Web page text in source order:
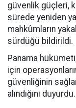
güvenlik güçleri,
sürede yeniden
mahkûmların
sürdüğü bildirildi.
Panama
için
güvenliğinin
alındığını duyurdu.